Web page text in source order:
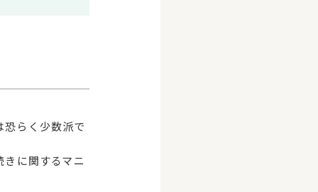
らく少数派で
に関するマニ